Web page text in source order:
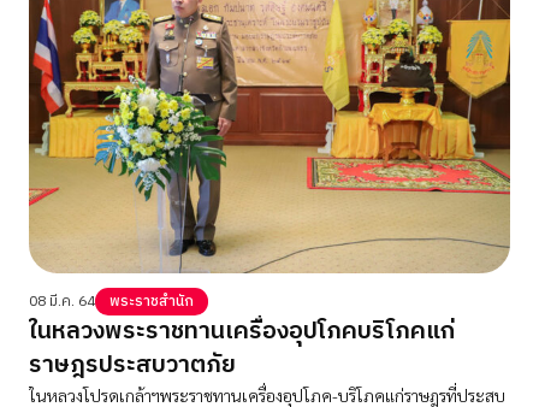
08 มี.ค. 64 พระราชสำนัก
ในหลวงพระราชทานเครื่องอุปโภคบริโภคแก่
ราษฎรประสบวาตภัย
ในหลวงโปรดเกล้าฯพระราชทานเครื่องอุปโภค-บริโภคแก่ราษฎรที่ประสบ